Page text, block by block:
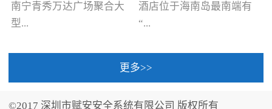
南宁青秀万达广场聚合大
型...
酒店位于海南岛最南端有
“...
中国的海岛天堂”之美称的
更多>>
©2017 深圳市赋安安全系统有限公司 版权所有